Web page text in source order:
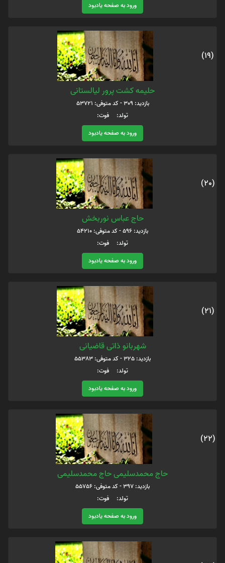
ورود به صفحه یادبود
(19)
حلیمه کشت پرور لیالستانی
بازدید: 309 - کد متوفی: 53721
تولد: فوت:
ورود به صفحه یادبود
(20)
حاج عباس نوربخش
بازدید: 596 - کد متوفی: 54210
تولد: فوت:
ورود به صفحه یادبود
(21)
شهربانو ذاتی قاضیانی
بازدید: 325 - کد متوفی: 55383
تولد: فوت:
ورود به صفحه یادبود
(22)
حاج محمدسلیمی حاج محمدسلیمی
بازدید: 397 - کد متوفی: 55756
تولد: فوت:
ورود به صفحه یادبود